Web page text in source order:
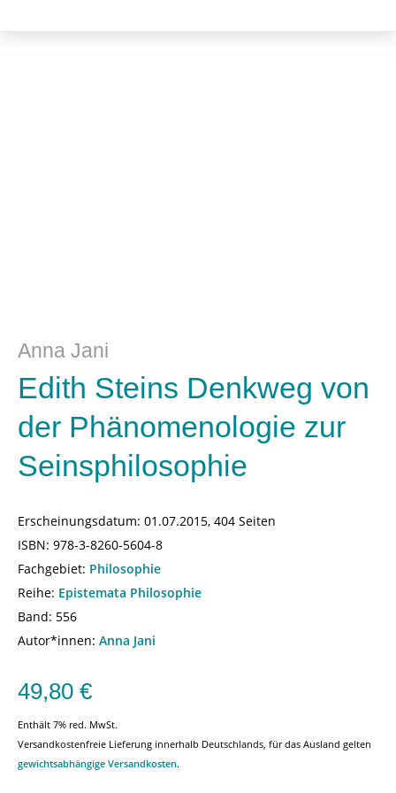
Anna Jani
Edith Steins Denkweg von
der Phänomenologie zur
Seinsphilosophie
Erscheinungsdatum: 01.07.2015, 404 Seiten
ISBN: 978-3-8260-5604-8
Fachgebiet: Philosophie
Reihe: Epistemata Philosophie
Band: 556
Autor*innen: Anna Jani
49,80 €
Enthält 7% red. MwSt.
Versandkostenfreie Lieferung innerhalb Deutschlands, für das Ausland gelten
gewichtsabhängige Versandkosten.